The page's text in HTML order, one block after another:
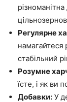
Регулярне
намагайтеся
стабільний
Розумне
їсте, і як ви
Добавки: У